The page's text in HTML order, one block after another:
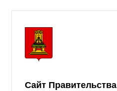
Сайт Правительства